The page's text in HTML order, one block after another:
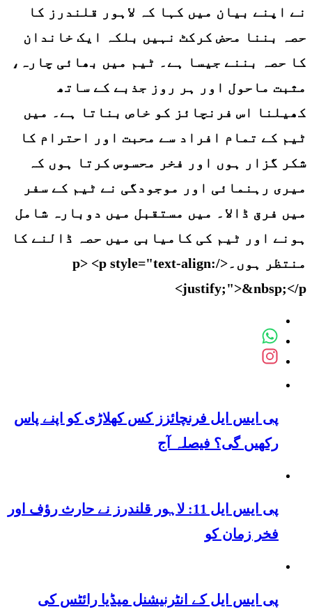
نے اپنے بیان میں کہا کہ لاہور قلندرز کا
حصہ بننا محض کرکٹ نہیں بلکہ ایک خاندان
کا حصہ بننے جیسا ہے۔ ٹیم میں بھائی چارہ،
مثبت ماحول اور ہر روز جذبے کے ساتھ
کھیلنا اس فرنچائز کو خاص بناتا ہے۔ میں
ٹیم کے تمام افراد سے محبت اور احترام کا
شکر گزار ہوں اور فخر محسوس کرتا ہوں کہ
میری رہنمائی اور موجودگی نے ٹیم کے سفر
میں فرق ڈالا۔ میں مستقبل میں دوبارہ شامل
ہونے اور ٹیم کی کامیابی میں حصہ ڈالنے کا
منتظر ہوں۔</p> <p style="text-align:
justify;">&nbsp;</p>
پی ایس ایل فرنچائزز کس کھلاڑی کو اپنے پاس
رکھیں گی؟ فیصلہ آج
پی ایس ایل 11: لاہور قلندرز نے حارث رؤف اور
فخر زمان کو
پی ایس ایل کے انٹرنیشنل میڈیا رائٹس کی